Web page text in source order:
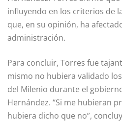
influyendo en los criterios de
que, en su opinión, ha
administración.
Para concluir, Torres fue
mismo no hubiera validado
del Milenio durante el
Hernández. “Si me hubieran
hubiera dicho que no”,